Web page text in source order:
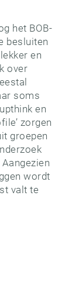
het BOB-
besluiten
en
over
soms
en
zorgen
groepen
wordt
valt te